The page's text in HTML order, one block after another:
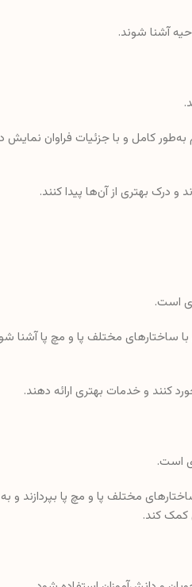
آشنا شوند.
کامل و با جزئیات فراوان نمایش
و درک بهتری از آن‌ها پیدا کنند.
است.
ساختارهای مختلف پا و مچ پا آشنا
کنند و خدمات بهتری ارائه دهند.
است.
مختلف پا و مچ پا بپردازند و به
کمک کند.